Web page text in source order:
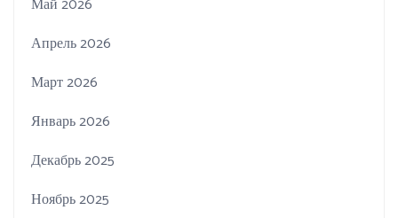
Май 2026
Апрель 2026
Март 2026
Январь 2026
Декабрь 2025
Ноябрь 2025